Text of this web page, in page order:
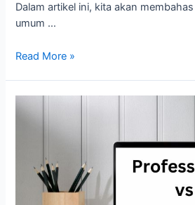
Dalam artikel ini, kita akan
umum …
Read More »
Foto
Produk